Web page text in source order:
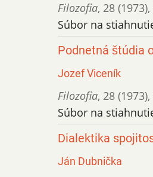
Filozofia, 28 (1973),
Súbor na
Podnetná štúdia
Jozef Viceník
Filozofia, 28 (1973),
Súbor na
Dialektika
Ján Dubnička